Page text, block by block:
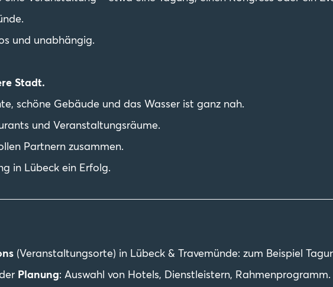
und unabhängig.
Stadt.
schöne Gebäude und das Wasser ist ganz nah.
und Veranstaltungsräume.
Partnern zusammen.
in Lübeck ein Erfolg.
(Veranstaltungsorte) in Lübeck & Travemünde: zum Beispiel
Planung: Auswahl von Hotels, Dienstleistern, Rahmenprogramm.